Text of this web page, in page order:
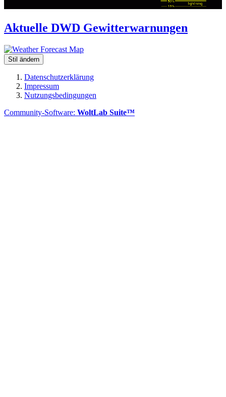
Aktuelle DWD Gewitterwarnungen
Stil ändern
Datenschutzerklärung
Impressum
Nutzungsbedingungen
Community-Software: WoltLab Suite™